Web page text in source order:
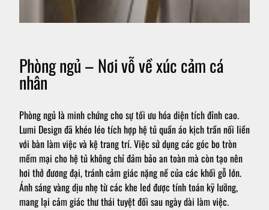
Phòng ngủ – Nơi vỗ về xúc cảm cá
nhân
Phòng ngủ là minh chứng cho sự tối ưu hóa diện tích đỉnh cao.
Lumi Design đã khéo léo tích hợp hệ tủ quần áo kịch trần nối liền
với bàn làm việc và kệ trang trí. Việc sử dụng các góc bo tròn
mềm mại cho hệ tủ không chỉ đảm bảo an toàn mà còn tạo nên
hơi thở đương đại, tránh cảm giác nặng nề của các khối gỗ lớn.
Ánh sáng vàng dịu nhẹ từ các khe led được tính toán kỹ lưỡng,
mang lại cảm giác thư thái tuyệt đối sau ngày dài làm việc.